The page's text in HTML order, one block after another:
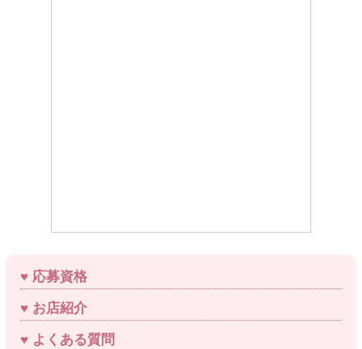
応募資格
お店紹介
よくある質問